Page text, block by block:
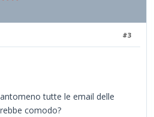
#3
tutte le email delle
comodo?